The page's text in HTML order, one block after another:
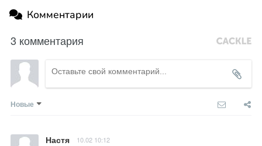
Комментарии
3 комментария
Новые
Настя 10.02 10:12